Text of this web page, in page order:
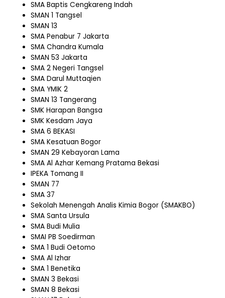
SMA Baptis Cengkareng Indah
SMAN 1 Tangsel
SMAN 13
SMA Penabur 7 Jakarta
SMA Chandra Kumala
SMAN 53 Jakarta
SMA 2 Negeri Tangsel
SMA Darul Muttaqien
SMA YMIK 2
SMAN 13 Tangerang
SMK Harapan Bangsa
SMK Kesdam Jaya
SMA 6 BEKASI
SMA Kesatuan Bogor
SMAN 29 Kebayoran Lama
SMA Al Azhar Kemang Pratama Bekasi
IPEKA Tomang II
SMAN 77
SMA 37
Sekolah Menengah Analis Kimia Bogor (SMAKBO)
SMA Santa Ursula
SMA Budi Mulia
SMAI PB Soedirman
SMA 1 Budi Oetomo
SMA Al Izhar
SMA 1 Benetika
SMAN 3 Bekasi
SMAN 8 Bekasi